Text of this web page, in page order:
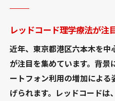
レッドコード理学療法が注
近年、東京都港区六本木を
が注目を集めています。背景
ートフォン利用の増加によ
げられます。レッドコードは